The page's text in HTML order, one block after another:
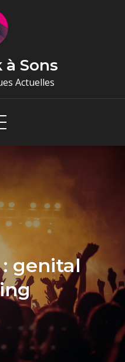
à Sons
Actuelles
genital